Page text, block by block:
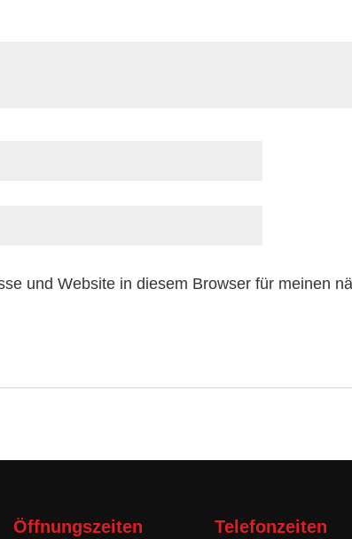
und Website in diesem Browser für meinen
Öffnungszeiten Telefonzeiten